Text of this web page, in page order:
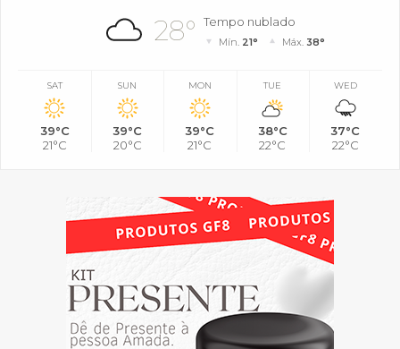
28° Tempo nublado
Mín. 21° Máx. 38°
SAT
39°C
21°C
SUN
39°C
20°C
MON
39°C
21°C
TUE
38°C
22°C
WED
37°C
22°C